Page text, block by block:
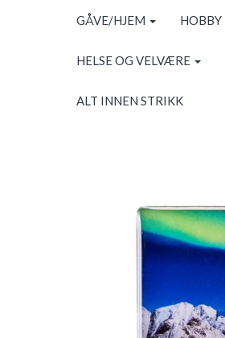
GÅVE/HJEM HOBBY
HELSE OG VELVÆRE
ALT INNEN STRIKK